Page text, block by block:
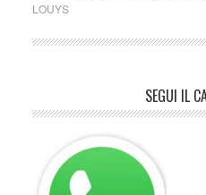
LOUYS
SEGUI IL